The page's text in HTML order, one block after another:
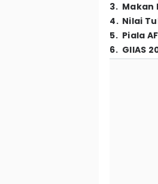
3. Makan
4. Nilai
5. Piala
6. GIIAS